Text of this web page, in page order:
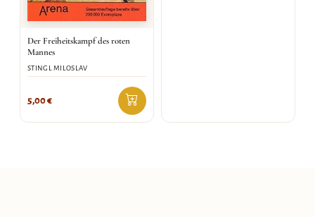
Der Freiheitskampf des roten
Mannes
STINGL MILOSLAV
5,00€